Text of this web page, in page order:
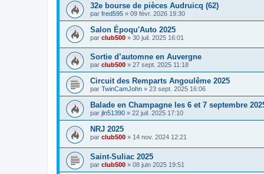
32e bourse de pièces Audruicq (62)
par fred595 » 09 févr. 2026 19:30
Salon Époqu'Auto 2025
par club500 » 30 juil. 2025 16:01
Sortie d’automne en Auvergne
par club500 » 27 sept. 2025 11:18
Circuit des Remparts Angoulême 2025
par TwinCamJohn » 23 sept. 2025 16:06
Balade en Champagne les 6 et 7 septembre
par jln51390 » 22 juil. 2025 17:10
NRJ 2025
par club500 » 14 nov. 2024 12:21
Saint-Suliac 2025
par club500 » 08 juin 2025 19:51